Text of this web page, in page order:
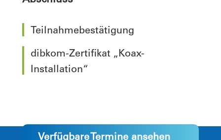
Teilnahmebestätigung
dibkom-Zertifikat „Koax-
Installation“